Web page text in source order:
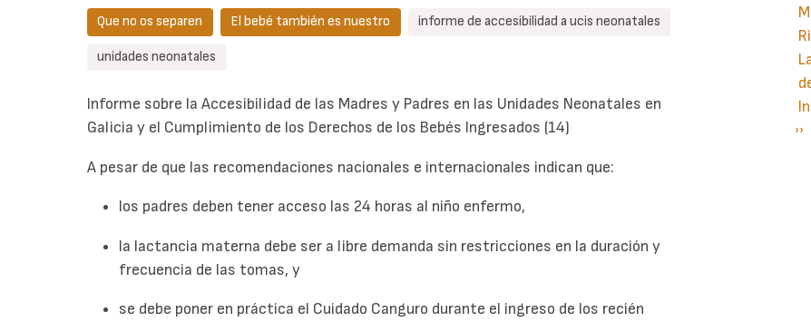
Que no os separen El bebé también es nuestro informe de accesibilidad a ucis neonatales
unidades neonatales
Informe sobre la Accesibilidad de las Madres y Padres en las Unidades Neonatales en
Galicia y el Cumplimiento de los Derechos de los Bebés Ingresados (14)
A pesar de que las recomendaciones nacionales e internacionales indican que:
los padres deben tener acceso las 24 horas al niño enfermo,
la lactancia materna debe ser a libre demanda sin restricciones en la duración y
frecuencia de las tomas, y
se debe poner en práctica el Cuidado Canguro durante el ingreso de los recién
››